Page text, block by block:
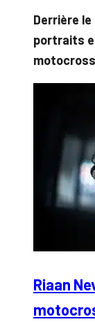
Derrière
portraits
motocross
Riaan